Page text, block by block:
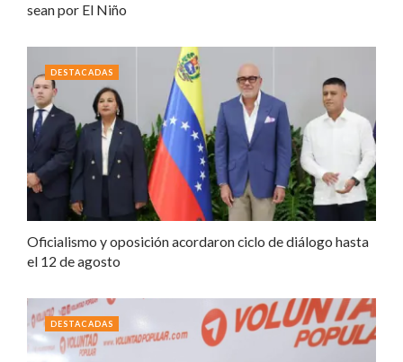
sean por El Niño
Oficialismo y oposición acordaron ciclo de diálogo hasta
el 12 de agosto
DESTACADAS
DESTACADAS